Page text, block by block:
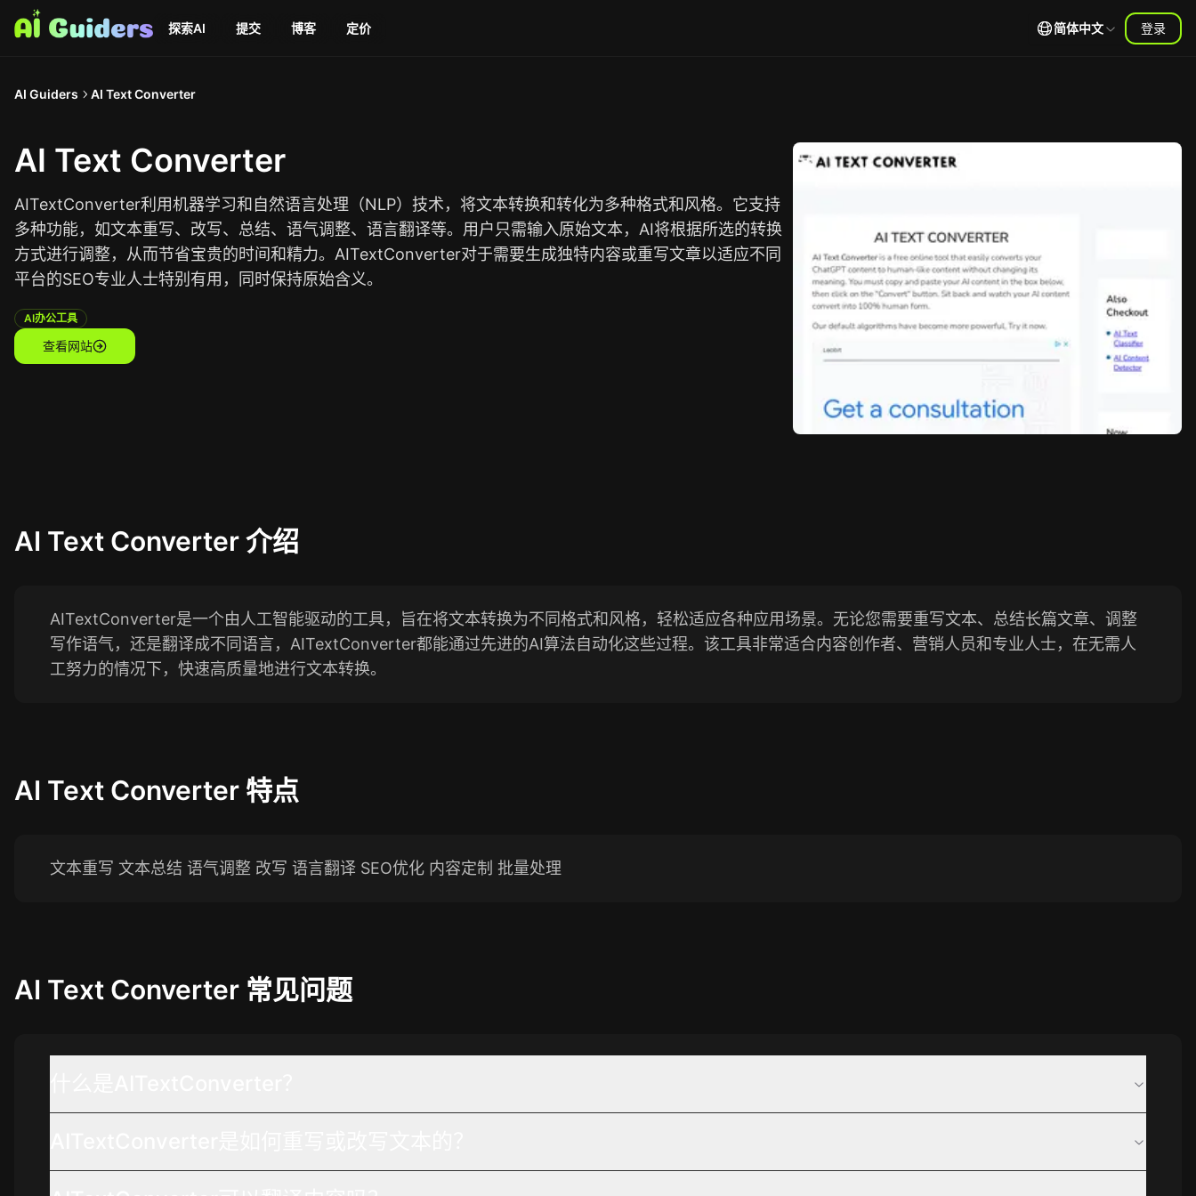
探索AI 提交 博客 定价 简体中文 登录
AI Guiders AI Text Converter
AI Text Converter
AITextConverter利用机器学习和自然语言处理（NLP）技术，将文本转换和转化为多种格式和风格。它支持
多种功能，如文本重写、改写、总结、语气调整、语言翻译等。用户只需输入原始文本，AI将根据所选的转换
方式进行调整，从而节省宝贵的时间和精力。AITextConverter对于需要生成独特内容或重写文章以适应不同
平台的SEO专业人士特别有用，同时保持原始含义。
AI办公工具
查看网站
AI Text Converter介绍
AITextConverter是一个由人工智能驱动的工具，旨在将文本转换为不同格式和风格，轻松适应各种应用场景。无论您需要重写文本、总结长篇文章、调整
写作语气，还是翻译成不同语言，AITextConverter都能通过先进的AI算法自动化这些过程。该工具非常适合内容创作者、营销人员和专业人士，在无需人
工努力的情况下，快速高质量地进行文本转换。
AI Text Converter 特点
文本重写 文本总结 语气调整 改写 语言翻译 SEO优化 内容定制 批量处理
AI Text Converter 常见问题